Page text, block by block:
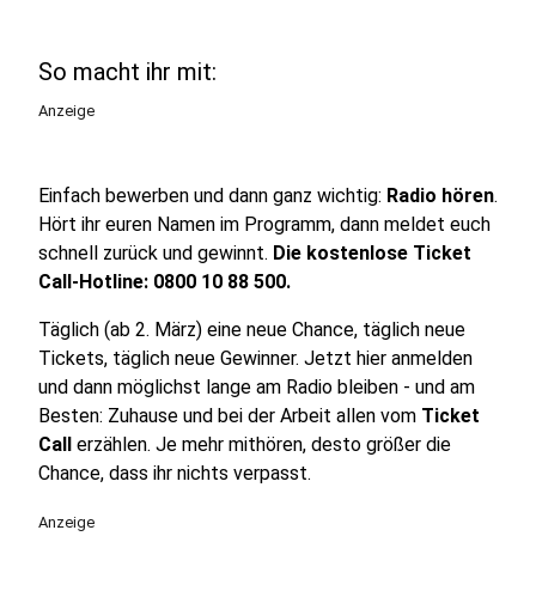
So macht ihr mit:
Anzeige
Einfach bewerben und dann ganz wichtig: Radio hören.
Hört ihr euren Namen im Programm, dann meldet euch
schnell zurück und gewinnt. Die kostenlose Ticket
Call-Hotline: 0800 10 88 500.
Täglich (ab 2. März) eine neue Chance, täglich neue
Tickets, täglich neue Gewinner. Jetzt hier anmelden
und dann möglichst lange am Radio bleiben - und am
Besten: Zuhause und bei der Arbeit allen vom Ticket
Call erzählen. Je mehr mithören, desto größer die
Chance, dass ihr nichts verpasst.
Anzeige